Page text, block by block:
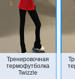
Тренировочная
термофутболка
Twizzle